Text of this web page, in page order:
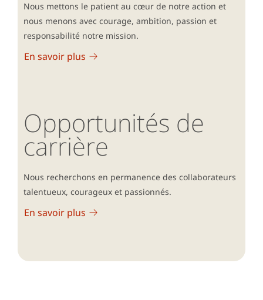
Nous mettons le patient au cœur de notre action et
nous menons avec courage, ambition, passion et
responsabilité notre mission.
En savoir plus
Opportunités de
carrière
Nous recherchons en permanence des collaborateurs
talentueux, courageux et passionnés.
En savoir plus